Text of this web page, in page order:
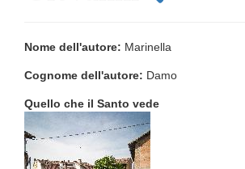
Nome dell'autore: Marinella
Cognome dell'autore: Damo
Quello che il Santo vede